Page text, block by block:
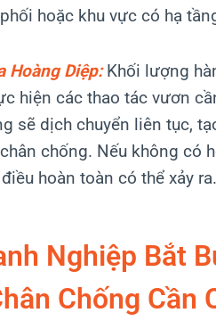
hoặc khu vực có hạ
Hoàng Diệp:Khối lượng
hiện các thao tác vươn
sẽ dịch chuyển liên tục,
chống. Nếu không có
hoàn toàn có thể xảy ra.
Nghiệp Bắt
Chống Cần